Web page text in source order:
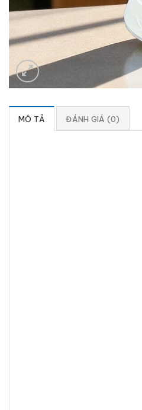
MÔ TẢ ĐÁNH GIÁ (0)